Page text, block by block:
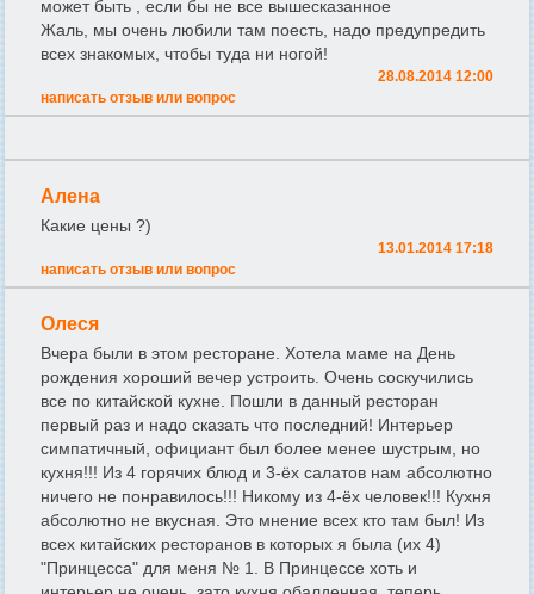
может быть , если бы не все вышесказанное
Жаль, мы очень любили там поесть, надо предупредить
всех знакомых, чтобы туда ни ногой!
28.08.2014 12:00
написать отзыв или вопрос
Алена
Какие цены ?)
13.01.2014 17:18
написать отзыв или вопрос
Олеся
Вчера были в этом ресторане. Хотела маме на День
рождения хороший вечер устроить. Очень соскучились
все по китайской кухне. Пошли в данный ресторан
первый раз и надо сказать что последний! Интерьер
симпатичный, официант был более менее шустрым, но
кухня!!! Из 4 горячих блюд и 3-ёх салатов нам абсолютно
ничего не понравилось!!! Никому из 4-ёх человек!!! Кухня
абсолютно не вкусная. Это мнение всех кто там был! Из
всех китайских ресторанов в которых я была (их 4)
"Принцесса" для меня № 1. В Принцессе хоть и